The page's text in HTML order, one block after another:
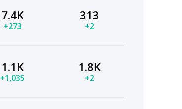
7.4K
+273
313
+2
1.1K
+1,035
1.8K
+2